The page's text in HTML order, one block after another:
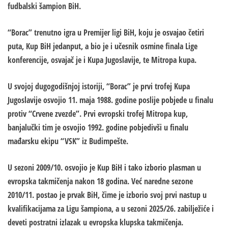
fudbalski šampion BiH.
“Borac” trenutno igra u Premijer ligi BiH, koju je osvajao četiri
puta, Kup BiH jedanput, a bio je i učesnik osmine finala Lige
konferencije, osvajač je i Kupa Jugoslavije, te Mitropa kupa.
U svojoj dugogodišnjoj istoriji, “Borac” je prvi trofej Kupa
Jugoslavije osvojio 11. maja 1988. godine poslije pobjede u finalu
protiv “Crvene zvezde”. Prvi evropski trofej Mitropa kup,
banjalučki tim je osvojio 1992. godine pobjedivši u finalu
mađarsku ekipu “VSK” iz Budimpešte.
U sezoni 2009/10. osvojio je Kup BiH i tako izborio plasman u
evropska takmičenja nakon 18 godina. Već naredne sezone
2010/11. postao je prvak BiH, čime je izborio svoj prvi nastup u
kvalifikacijama za Ligu šampiona, a u sezoni 2025/26. zabilježiće i
deveti postratni izlazak u evropska klupska takmičenja.